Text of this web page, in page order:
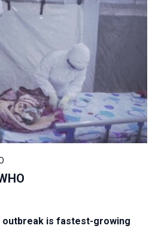
outbreak is fastest-growing